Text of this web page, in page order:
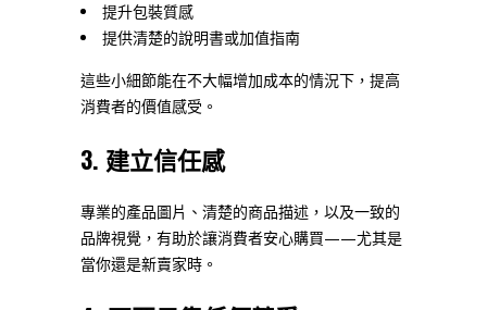
提升包裝質感
提供清楚的說明書或加值指南
這些小細節能在不大幅增加成本的情況下，提高
消費者的價值感受。
3. 建立信任感
專業的產品圖片、清楚的商品描述，以及一致的
品牌視覺，有助於讓消費者安心購買——尤其是
當你還是新賣家時。